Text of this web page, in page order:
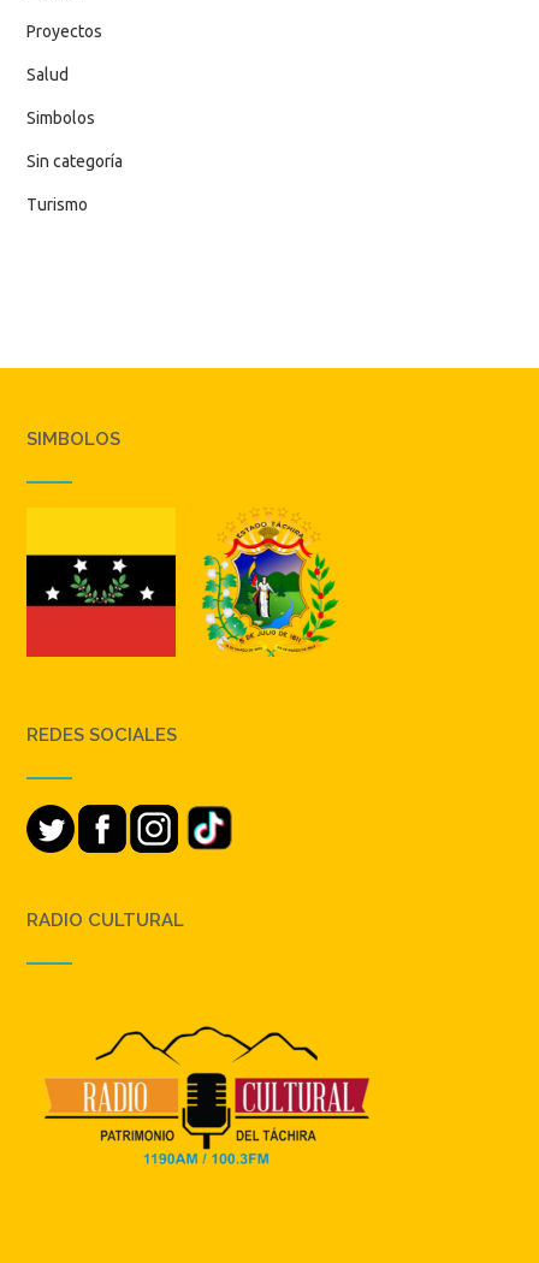
Proyectos
Salud
Simbolos
Sin categoría
Turismo
SIMBOLOS
REDES SOCIALES
RADIO CULTURAL